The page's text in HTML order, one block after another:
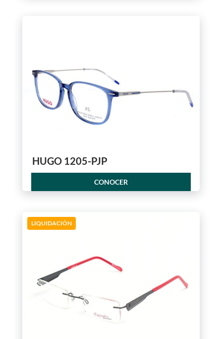
HUGO 1205-PJP
CONOCER
LIQUIDACIÓN